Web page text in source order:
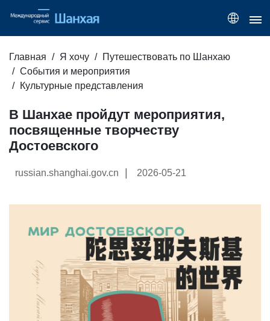
Главная Я хочу
Путешествовать по Шанхаю
События и мероприятия
Культурные представления
В Шанхае пройдут мероприятия,
посвященные творчеству
Достоевского
russian.shanghai.gov.cn 2026-05-21